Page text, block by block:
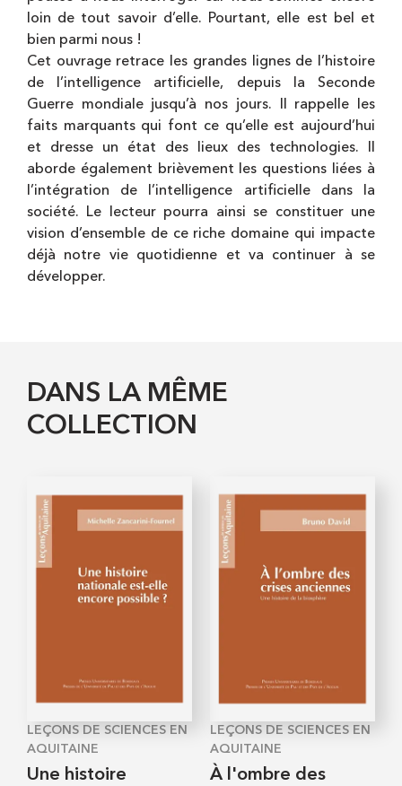
loin de tout savoir d’elle. Pourtant, elle est bel et
bien parmi nous !
Cet ouvrage retrace les grandes lignes de l’histoire
de l’intelligence artificielle, depuis la Seconde
Guerre mondiale jusqu’à nos jours. Il rappelle les
faits marquants qui font ce qu’elle est aujourd’hui
et dresse un état des lieux des technologies. Il
aborde également brièvement les questions liées à
l’intégration de l’intelligence artificielle dans la
société. Le lecteur pourra ainsi se constituer une
vision d’ensemble de ce riche domaine qui impacte
déjà notre vie quotidienne et va continuer à se
développer.
DANS LA MÊME
COLLECTION
LEÇONS DE SCIENCES EN
AQUITAINE
Une histoire
LEÇONS DE SCIENCES EN
AQUITAINE
À l'ombre des